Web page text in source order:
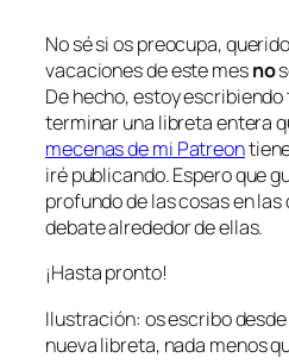
No sé si os preocupa,
vacaciones de este mesno
De hecho, estoy
terminar una libreta entera
mecenas de mi Patreon
iré publicando. Espero que
profundo de las cosas en
debate alrededor de ellas.
¡Hasta pronto!
Ilustración: os escribo
nueva libreta, nada menos